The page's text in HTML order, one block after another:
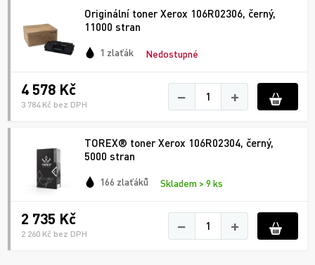
Originální toner Xerox 106R02306, černý,
11000 stran
1 zlaťák Nedostupné
4 578 Kč
3 784 Kč bez DPH − +
TOREX® toner Xerox 106R02304, černý,
5000 stran
166 zlaťáků Skladem > 9 ks
2 735 Kč
2 260 Kč bez DPH − +